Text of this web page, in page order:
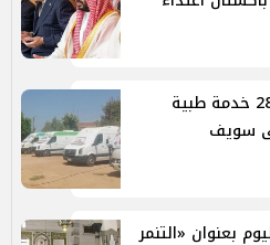
قافلة مجانية قدمت 2839 خدمة طبية
سويف
بعنوان «التنمر